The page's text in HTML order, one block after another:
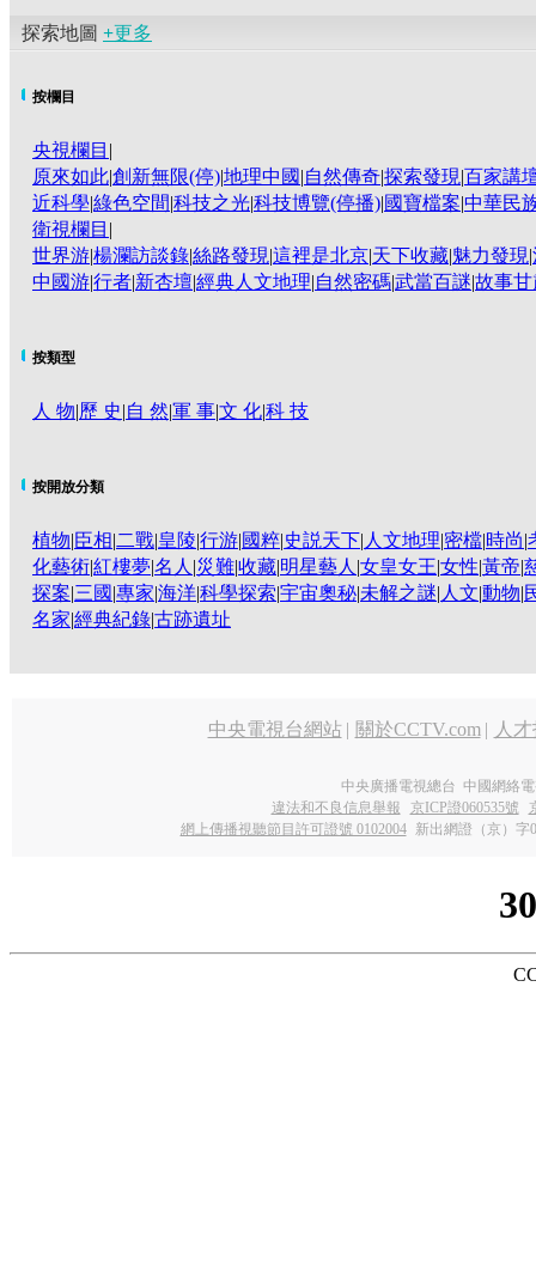
探索地圖 +更多
按欄目
央視欄目 |
原來如此|創新無限(停)|地理中國|自然傳奇|探索發現|百家講
近科學|綠色空間|科技之光|科技博覽(停播)|國寶檔案|中華民
衛視欄目 |
世界游|楊瀾訪談錄|絲路發現|這裡是北京|天下收藏|魅力發現|
中國游|行者|新杏壇|經典人文地理|自然密碼|武當百謎|故事甘
按類型
人 物|歷 史|自 然|軍 事|文 化|科 技
按開放分類
植物|臣相|二戰|皇陵|行游|國粹|史説天下|人文地理|密檔|時尚|
化藝術|紅樓夢|名人|災難|收藏|明星藝人|女皇女王|女性|黃帝|
探案|三國|專家|海洋|科學探索|宇宙奧秘|未解之謎|人文|動物|
名家|經典紀錄|古跡遺址
中央電視台網站 | 關於CCTV.com | 人
中央廣播電視總台 中國網絡
違法和不良信息舉報
京ICP證060535號
網上傳播視聽節目許可證號 0102004 新出網證（京）